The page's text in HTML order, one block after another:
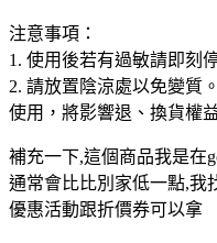
注意事項：
1. 使用後若有過敏請即刻
2. 請放置陰涼處以免變質
使用，將影響退、換貨權
補充一下,這個商品我是在
通常會比比別家低一點,我
優惠活動跟折價券可以拿